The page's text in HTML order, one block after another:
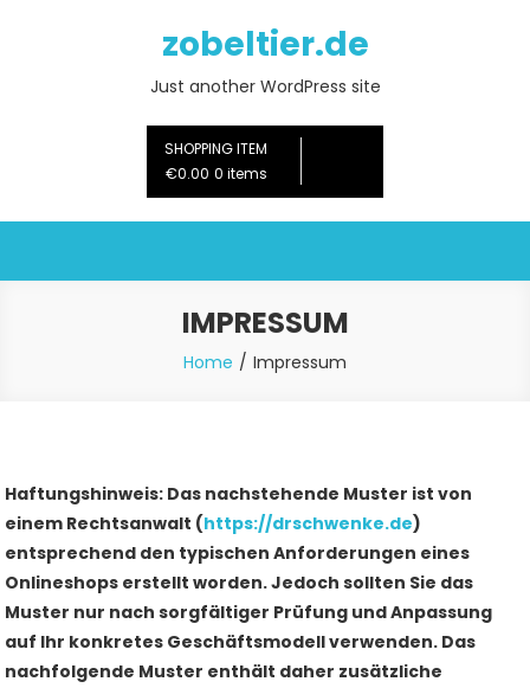
zobeltier.de
Just another WordPress site
SHOPPING ITEM
€0.00 0 items
IMPRESSUM
Home Impressum
Haftungshinweis: Das nachstehende Muster ist von
einem Rechtsanwalt (https://drschwenke.de)
entsprechend den typischen Anforderungen eines
Onlineshops erstellt worden. Jedoch sollten Sie das
Muster nur nach sorgfältiger Prüfung und Anpassung
auf Ihr konkretes Geschäftsmodell verwenden. Das
nachfolgende Muster enthält daher zusätzliche